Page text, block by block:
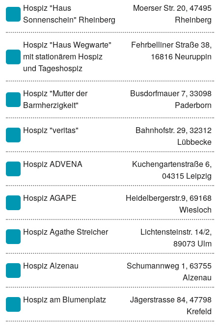
Hospiz "Haus
Sonnenschein" Rheinberg
Moerser Str. 20, 47495
Rheinberg
Hospiz "Haus Wegwarte"
mit stationärem Hospiz
und Tageshospiz
Fehrbelliner Straße 38,
16816 Neuruppin
Hospiz "Mutter der
Barmherzigkeit"
Busdorfmauer 7, 33098
Paderborn
Hospiz "veritas"
Bahnhofstr. 29, 32312
Lübbecke
Hospiz ADVENA
Kuchengartenstraße 6,
04315 Leipzig
Hospiz AGAPE
Heidelbergerstr.9, 69168
Wiesloch
Hospiz Agathe Streicher
Lichtensteinstr. 14/2,
89073 Ulm
Hospiz Alzenau
Schumannweg 1, 63755
Alzenau
Hospiz am Blumenplatz
Jägerstrasse 84, 47798
Krefeld